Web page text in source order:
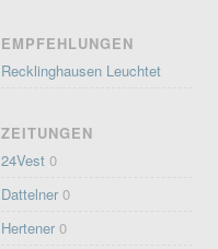
EMPFEHLUNGEN
Recklinghausen Leuchtet
ZEITUNGEN
24Vest 0
Dattelner 0
Hertener 0